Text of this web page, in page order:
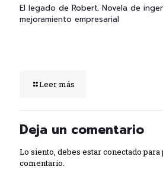
El legado de Robert. Novela de
mejoramiento empresarial
Leer más
Deja un comentario
Lo siento, debes estarconectadopara
comentario.